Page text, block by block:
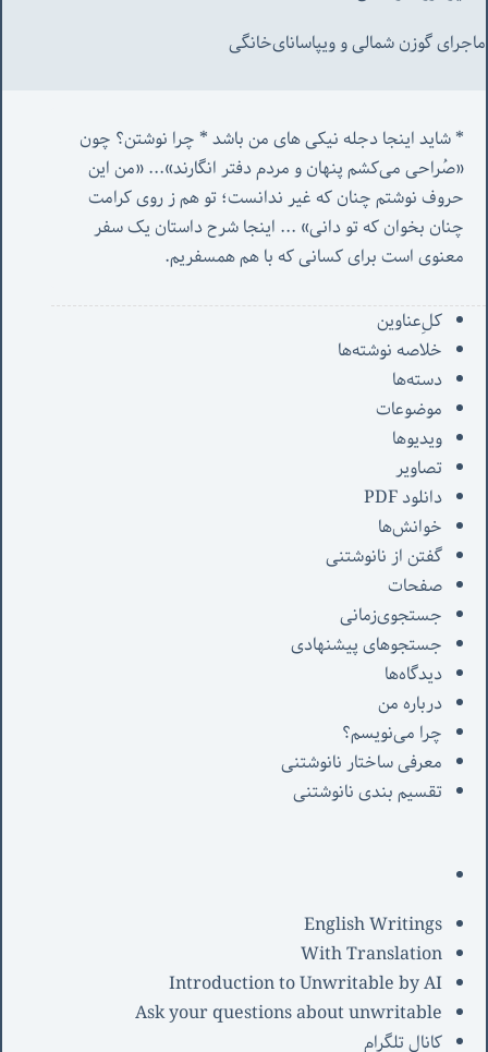
ماجرای گوزن شمالی و‌ ویپاسانای‌خانگی
«صُراحی می‌کشم پنهان‌ و مردم‌ دفتر انگارند»... «
چنان بخوان که تو دانی» ...
معنوی است برای کسانی که با هم همسفریم.
کل‌ِعناوین
خلاصه نوشته‌ها
دسته‌ها
موضوعات
ویدیوها
تصاویر
دانلود PDF
خوانش‌ها
گفتن از نانوشتنی
صفحات
جستجوی‌زمانی
جستجوهای پیشنهادی
دیدگاه‌ها
درباره من
چرا می‌نویسم؟
معرفی‌ ساختار نانوشتنی
تقسیم بندی نانوشتنی
English Writings
With Translation
Introduction to Unwritable by AI
Ask your questions about unwritable
کانال تلگرام